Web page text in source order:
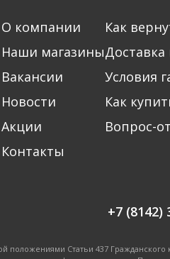
О компании
Наши магазины
Вакансии
Новости
Акции
Контакты
Как
Доставка
Условия
Как
Вопрос-
+7 (8142)
положениями Статьи 437